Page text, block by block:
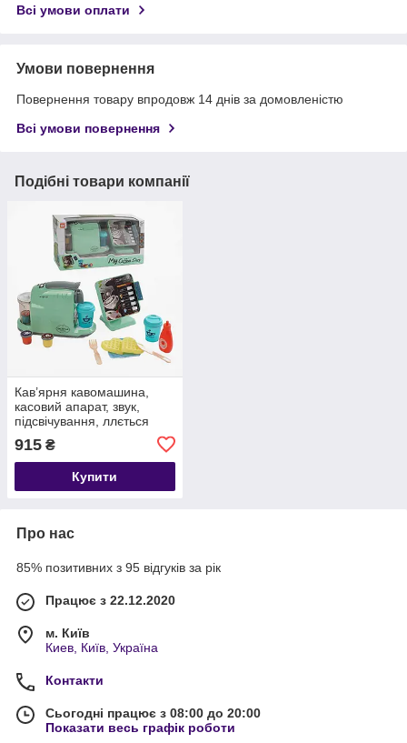
Всі умови оплати
Умови повернення
Повернення товару впродовж 14 днів за домовленістю
Всі умови повернення
Подібні товари компанії
Кав’ярня кавомашина,
касовий апарат, звук,
підсвічування, ллється
915 ₴
Купити
Про нас
85% позитивних з 95 відгуків за рік
Працює з 22.12.2020
м. Київ
Киев, Київ, Україна
Контакти
Сьогодні працює з 08:00 до 20:00
Показати весь графік роботи